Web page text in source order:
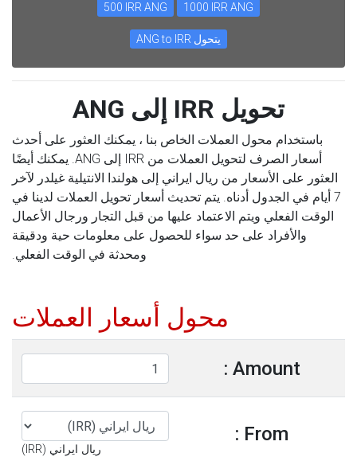
500 IRR ANG
1000 IRR ANG
يتحول ANG to IRR
تحويل IRR إلى ANG
باستخدام محول العملات الخاص بنا ، يمكنك العثور على أحدث
أسعار الصرف لتحويل العملات من IRR إلى ANG. يمكنك أيضًا
العثور على الأسعار من ريال ايراني إلى هولندا الانتيلية غيلدر لآخر
7 أيام في الجدول أدناه. يتم تحديث أسعار تحويل العملات لدينا في
الوقت الفعلي ويتم الاعتماد عليها من قبل التجار ورجال الأعمال
والأفراد على حد سواء للحصول على معلومات حية ودقيقة
ومحدثة في الوقت الفعلي.
محول أسعار العملات
Amount :
From :
ريال ايراني (IRR)